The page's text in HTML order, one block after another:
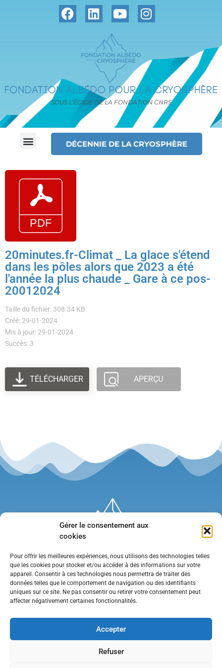
Gérer le consentement aux
cookies
Pour offrir les meilleures expériences, nous utilisons des technologies telles
que les cookies pour stocker et/ou accéder à des informations sur votre
appareil. Consentir à ces technologies nous permettra de traiter des
données telles que le comportement de navigation ou des identifiants
uniques sur ce site. Ne pas consentir ou retirer votre consentement peut
affecter négativement certaines fonctionnalités.
Accepter
Refuser
SOUS L’ÉGIDE DE LA FONDATION CNRS
DÉCENNIE DE LA CRYOSPHÈRE
20minutes.fr-Climat _ La glace s'étend
dans les pôles alors que 2023 a été
l'année la plus chaude _ Gare à ce pos-
20012024
Taille du fichier: 308.34 KB
Créé: 29-01-2024
Mis à jour: 29-01-2024
Succès: 3
TÉLÉCHARGER APERÇU
•Contact